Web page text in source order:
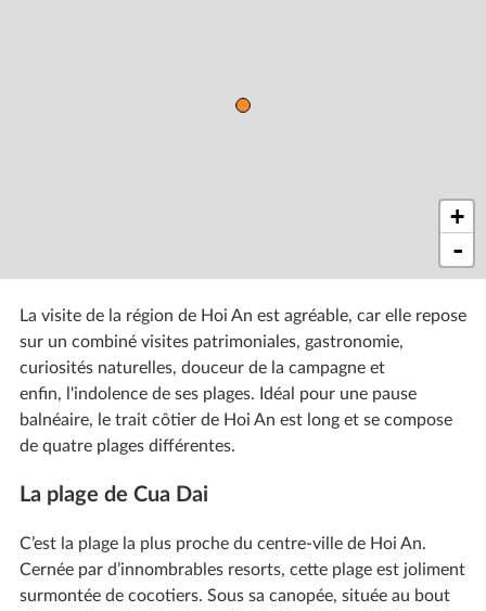
+
-
La visite de la région de Hoi An est agréable, car elle repose
sur un combiné visites patrimoniales, gastronomie,
curiosités naturelles, douceur de la campagne et
enfin, l'indolence de ses plages. Idéal pour une pause
balnéaire, le trait côtier de Hoi An est long et se compose
de quatre plages différentes.
La plage de Cua Dai
C’est la plage la plus proche du centre-ville de Hoi An.
Cernée par d’innombrables resorts, cette plage est joliment
surmontée de cocotiers. Sous sa canopée, située au bout